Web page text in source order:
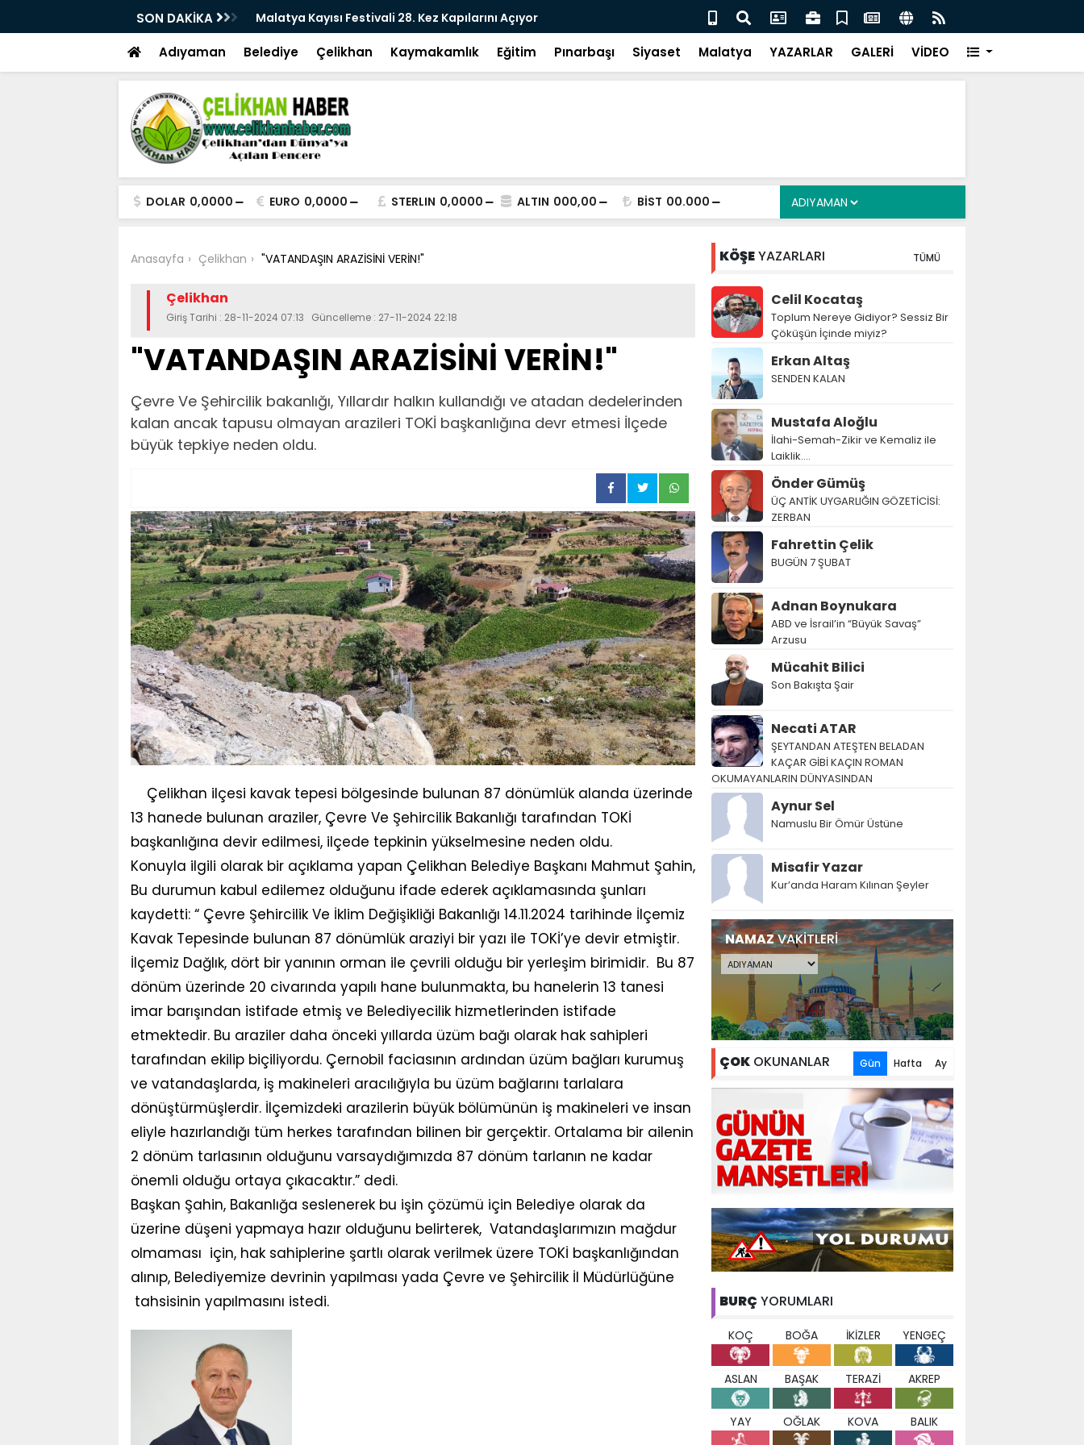
SON DAKİKA
altyapısıyla geleceğe hazırlanıyor Malatya Kayısı Festivali 28. Kez Kapılarını Açıyor Vesayetten Siyasete: DEM Parti’nin Tarihi Sınavı
Adıyaman Belediye Çelikhan Kaymakamlık Eğitim Pınarbaşı Siyaset Malatya YAZARLAR GALERİ VİDEO
DOLAR 0,0000 EURO 0,0000 STERLIN 0,0000 ALTIN 000,00 BİST 00.000
Anasayfa Çelikhan "VATANDAŞIN ARAZİSİNİ VERİN!"
Çelikhan
Giriş Tarihi : 28-11-2024 07:13 Güncelleme : 27-11-2024 22:18
"VATANDAŞIN ARAZİSİNİ VERİN!"
Çevre Ve Şehircilik bakanlığı, Yıllardır halkın kullandığı ve atadan dedelerinden
kalan ancak tapusu olmayan arazileri TOKİ başkanlığına devr etmesi İlçede
büyük tepkiye neden oldu.
Çelikhan ilçesi kavak tepesi bölgesinde bulunan 87 dönümlük alanda üzerinde
13 hanede bulunan araziler, Çevre Ve Şehircilik Bakanlığı tarafından TOKİ
başkanlığına devir edilmesi, ilçede tepkinin yükselmesine neden oldu.
Konuyla ilgili olarak bir açıklama yapan Çelikhan Belediye Başkanı Mahmut Şahin,
Bu durumun kabul edilemez olduğunu ifade ederek açıklamasında şunları
kaydetti: “ Çevre Şehircilik Ve İklim Değişikliği Bakanlığı 14.11.2024 tarihinde İlçemiz
Kavak Tepesinde bulunan 87 dönümlük araziyi bir yazı ile TOKİ’ye devir etmiştir.
İlçemiz Dağlık, dört bir yanının orman ile çevrili olduğu bir yerleşim birimidir. Bu 87
dönüm üzerinde 20 civarında yapılı hane bulunmakta, bu hanelerin 13 tanesi
imar barışından istifade etmiş ve Belediyecilik hizmetlerinden istifade
etmektedir. Bu araziler daha önceki yıllarda üzüm bağı olarak hak sahipleri
tarafından ekilip biçiliyordu. Çernobil faciasının ardından üzüm bağları kurumuş
ve vatandaşlarda, iş makineleri aracılığıyla bu üzüm bağlarını tarlalara
dönüştürmüşlerdir. İlçemizdeki arazilerin büyük bölümünün iş makineleri ve insan
eliyle hazırlandığı tüm herkes tarafından bilinen bir gerçektir. Ortalama bir ailenin
2 dönüm tarlasının olduğunu varsaydığımızda 87 dönüm tarlanın ne kadar
önemli olduğu ortaya çıkacaktır.” dedi.
Başkan Şahin, Bakanlığa seslenerek bu işin çözümü için Belediye olarak da
üzerine düşeni yapmaya hazır olduğunu belirterek, Vatandaşlarımızın mağdur
olmaması için, hak sahiplerine şartlı olarak verilmek üzere TOKİ başkanlığından
alınıp, Belediyemize devrinin yapılması yada Çevre ve Şehircilik İl Müdürlüğüne
tahsisinin yapılmasını istedi.
KÖŞEYAZARLARI TÜMÜ
Celil Kocataş
Toplum Nereye Gidiyor? Sessiz Bir
Çöküşün İçinde miyiz?
Erkan Altaş
SENDEN KALAN
Mustafa Aloğlu
İlahi-Semah-Zikir ve Kemaliz ile
Laiklik….
Önder Gümüş
ÜÇ ANTİK UYGARLIĞIN GÖZETİCİSİ:
ZERBAN
Fahrettin Çelik
BUGÜN 7 ŞUBAT
Adnan Boynukara
ABD ve İsrail’in “Büyük Savaş”
Arzusu
Mücahit Bilici
Son Bakışta Şair
Necati ATAR
ŞEYTANDAN ATEŞTEN BELADAN
KAÇAR GİBİ KAÇIN ROMAN
OKUMAYANLARIN DÜNYASINDAN
Aynur Sel
Namuslu Bir Ömür Üstüne
Misafir Yazar
Kur’anda Haram Kılınan Şeyler
NAMAZVAKİTLERİ
ÇOK OKUNANLAR Gün Hafta Ay
BURÇ YORUMLARI
KOÇ BOĞA İKİZLER YENGEÇ
ASLAN BAŞAK TERAZİ AKREP
YAY OĞLAK KOVA BALIK